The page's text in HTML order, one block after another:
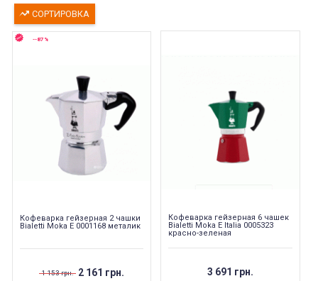
СОРТИРОВКА
--87%
Кофеварка гейзерная 2 чашки
Bialetti Moka E 0001168 металик
1 153 грн. 2 161 грн.
Кофеварка гейзерная 6 чашек
Bialetti Moka E Italia 0005323
красно-зеленая
3 691 грн.